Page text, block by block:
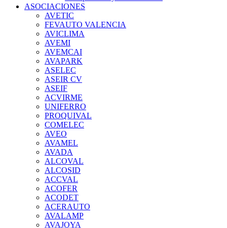
ASOCIACIONES
AVETIC
FEVAUTO VALENCIA
AVICLIMA
AVEMI
AVEMCAI
AVAPARK
ASELEC
ASEIR CV
ASEIF
ACVIRME
UNIFERRO
PROQUIVAL
COMELEC
AVEO
AVAMEL
AVADA
ALCOVAL
ALCOSID
ACCVAL
ACOFER
ACODET
ACERAUTO
AVALAMP
AVAJOYA